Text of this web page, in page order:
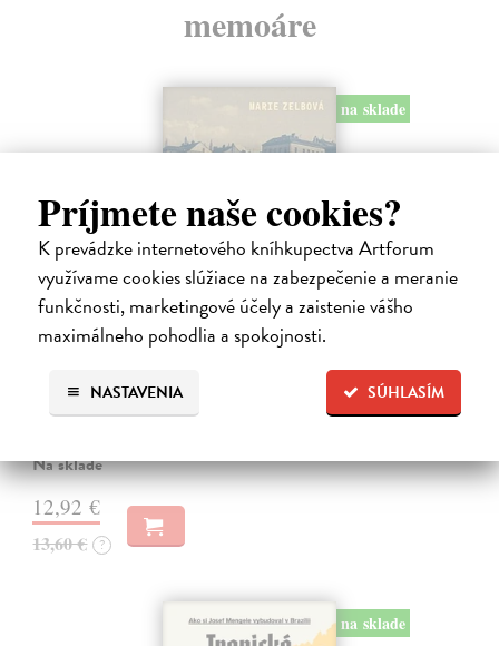
Príjmete naše cookies?
K prevádzke internetového kníhkupectva Artforum
využívame cookies slúžiace na zabezpečenie a meranie
funkčnosti, marketingové účely a zaistenie vášho
maximálneho pohodlia a spokojnosti.
SÚHLASÍM
NASTAVENIA
memoáre
na sklade
Zelbová Marie| Kniha
Nikdy jsme nebyli úplně standardní žižkovská rodina. Vítejte v
Na sklade
12,92 €
13,60 € ?
na sklade